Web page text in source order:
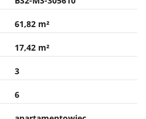
61,82 m²
17,42 m²
3
6